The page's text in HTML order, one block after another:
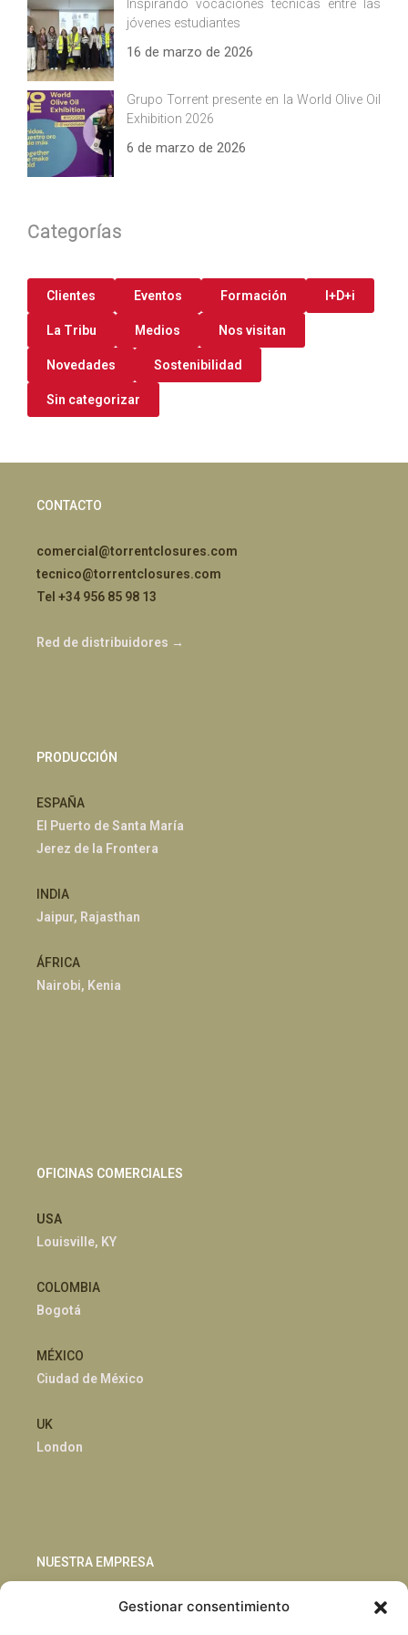
Gestionar consentimiento
Inspirando vocaciones técnicas entre las
jóvenes estudiantes
16 de marzo de 2026
Grupo Torrent presente en la World Olive Oil
Exhibition 2026
6 de marzo de 2026
Categorías
Clientes Eventos Formación I+D+i
La Tribu Medios Nos visitan
Novedades Sostenibilidad
Sin categorizar
CONTACTO
comercial@torrentclosures.com
tecnico@torrentclosures.com
Tel +34 956 85 98 13
Red de distribuidores →
PRODUCCIÓN
ESPAÑA
El Puerto de Santa María
Jerez de la Frontera
INDIA
Jaipur, Rajasthan
ÁFRICA
Nairobi, Kenia
OFICINAS COMERCIALES
USA
Louisville, KY
COLOMBIA
Bogotá
MÉXICO
Ciudad de México
UK
London
NUESTRA EMPRESA